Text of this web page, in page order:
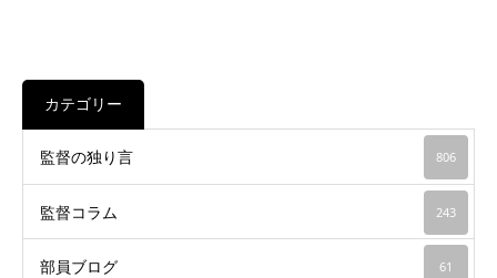
カテゴリー
監督の独り言 806
監督コラム 243
部員ブログ 61